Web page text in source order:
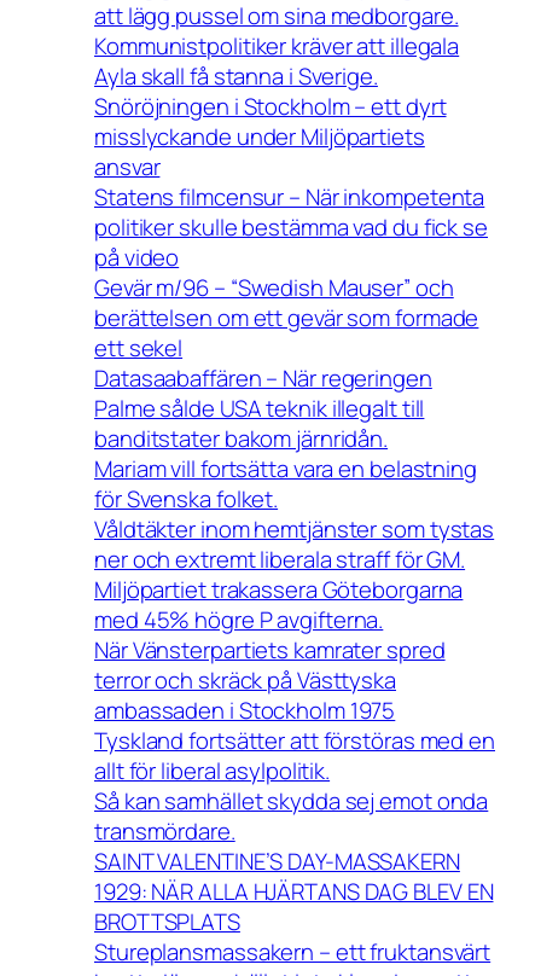
att lägg pussel om sina medborgare.
Kommunistpolitiker kräver att illegala
Ayla skall få stanna i Sverige.
Snöröjningen i Stockholm – ett dyrt
misslyckande under Miljöpartiets
ansvar
Statens filmcensur – När inkompetenta
politiker skulle bestämma vad du fick se
på video
Gevär m/96 – “Swedish Mauser” och
berättelsen om ett gevär som formade
ett sekel
Datasaabaffären – När regeringen
Palme sålde USA teknik illegalt till
banditstater bakom järnridån.
Mariam vill fortsätta vara en belastning
för Svenska folket.
Våldtäkter inom hemtjänster som tystas
ner och extremt liberala straff för GM.
Miljöpartiet trakassera Göteborgarna
med 45% högre P avgifterna.
När Vänsterpartiets kamrater spred
terror och skräck på Västtyska
ambassaden i Stockholm 1975
Tyskland fortsätter att förstöras med en
allt för liberal asylpolitik.
Så kan samhället skydda sej emot onda
transmördare.
SAINT VALENTINE’S DAY-MASSAKERN
1929: NÄR ALLA HJÄRTANS DAG BLEV EN
BROTTSPLATS
Stureplansmassakern – ett fruktansvärt